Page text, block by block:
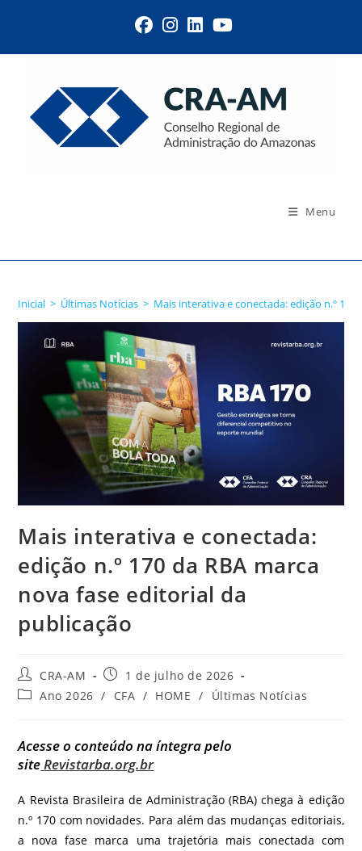
Menu
Inicial > Últimas Notícias > Mais interativa e conectada: edição n.º
Mais interativa e conectada:
edição n.º 170 da RBA marca
nova fase editorial da
publicação
CRA-AM
1 de julho de 2026
Ano 2026 / CFA / HOME / Últimas Notícias
Acesse o conteúdo na íntegra pelo
siteRevistarba.org.br
A Revista Brasileira de Administração (RBA) chega à edição
n.º 170 com novidades. Para além das mudanças editoriais,
a nova fase marca uma trajetória mais conectada com